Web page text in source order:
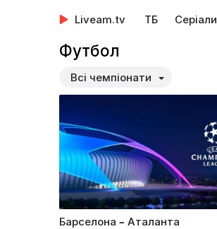
Liveam.tv ТБ Серіали
Футбол
Всі чемпіонати
Барселона – Аталанта